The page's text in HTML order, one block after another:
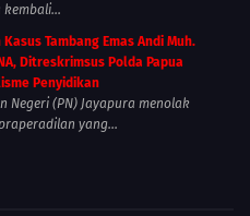
Tambang Emas Andi Muh.
Ditreskrimsus Polda Papua
Penyidikan
Negeri (PN) Jayapura menolak
yang...